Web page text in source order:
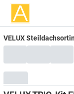
VELUX